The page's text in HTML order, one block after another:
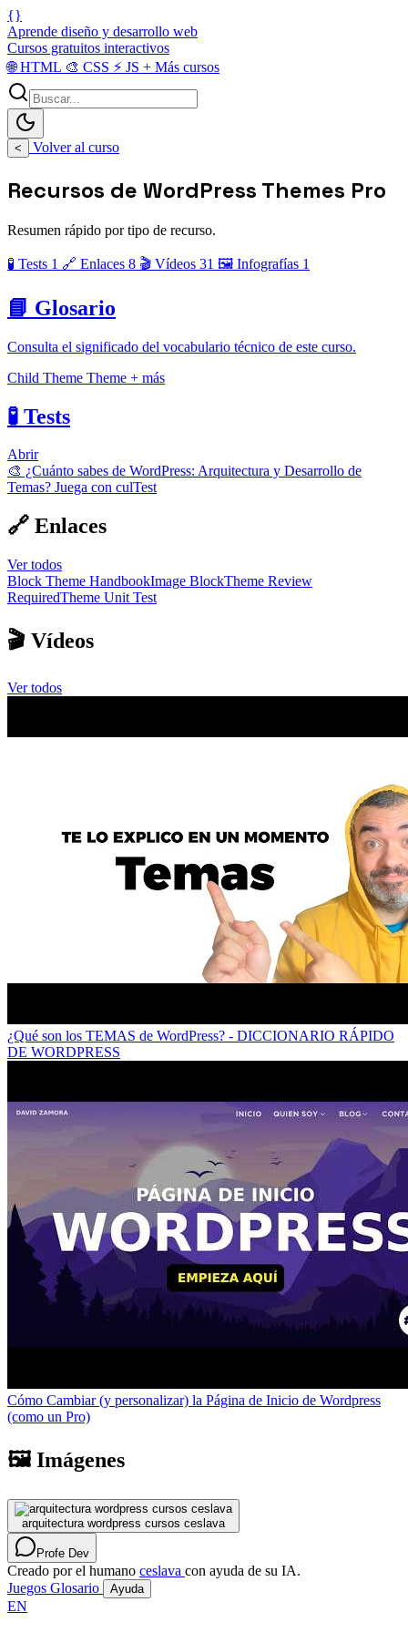
{}
Aprende diseño y desarrollo web
Cursos gratuitos interactivos
🌐HTML 🎨 CSS ⚡ JS + Más cursos
< Volver al curso
Recursos de WordPress Themes Pro
Resumen rápido por tipo de recurso.
🧪 Tests 1 🔗 Enlaces 8 🎬 Vídeos 31 🖼️ Infografías 1
📘 Glosario
Consulta el significado del vocabulario técnico de este curso.
Child Theme Theme + más
🧪 Tests
Abrir
🎨 ¿Cuánto sabes de WordPress: Arquitectura y Desarrollo de
Temas? Juega con culTest
🔗 Enlaces
Ver todos
Block Theme HandbookImage BlockTheme Review
RequiredTheme Unit Test
🎬 Vídeos
Ver todos
¿Qué son los TEMAS de WordPress? - DICCIONARIO RÁPIDO
DE WORDPRESS
Cómo Cambiar (y personalizar) la Página de Inicio de Wordpress
(como un Pro)
🖼️ Imágenes
arquitectura wordpress cursos ceslava
Profe Dev
Creado por el humano ceslava con ayuda de su IA.
Juegos Glosario Ayuda
EN